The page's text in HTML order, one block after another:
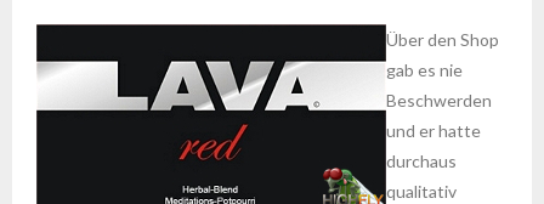
Über den Shop
gab es nie
Beschwerden
und er hatte
durchaus
qualitativ